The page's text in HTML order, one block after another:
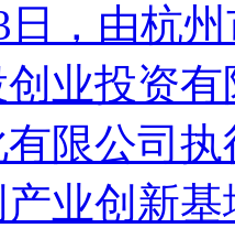
日，由杭
业投资
限公司
业创新